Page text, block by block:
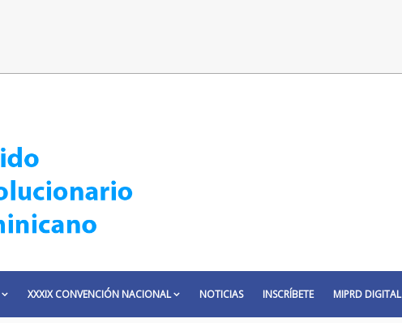
XXXIX CONVENCIÓN NACIONAL NOTICIAS INSCRÍBETE MIPRD DIGITAL